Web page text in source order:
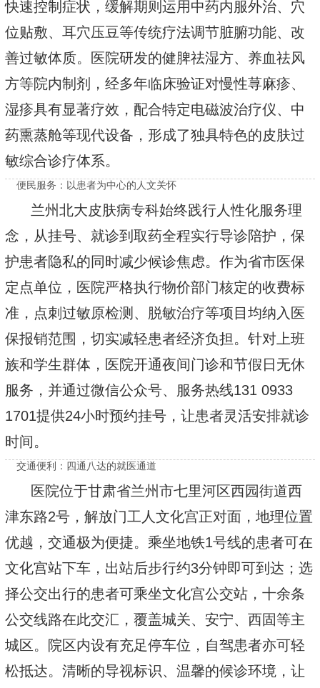
快速控制症状，缓解期则运用中药内服外治、穴
位贴敷、耳穴压豆等传统疗法调节脏腑功能、改
善过敏体质。医院研发的健脾祛湿方、养血祛风
方等院内制剂，经多年临床验证对慢性荨麻疹、
湿疹具有显著疗效，配合特定电磁波治疗仪、中
药熏蒸舱等现代设备，形成了独具特色的皮肤过
敏综合诊疗体系。
便民服务：以患者为中心的人文关怀
兰州北大皮肤病专科始终践行人性化服务理
念，从挂号、就诊到取药全程实行导诊陪护，保
护患者隐私的同时减少候诊焦虑。作为省市医保
定点单位，医院严格执行物价部门核定的收费标
准，点刺过敏原检测、脱敏治疗等项目均纳入医
保报销范围，切实减轻患者经济负担。针对上班
族和学生群体，医院开通夜间门诊和节假日无休
服务，并通过微信公众号、服务热线131 0933
1701提供24小时预约挂号，让患者灵活安排就诊
时间。
交通便利：四通八达的就医通道
医院位于甘肃省兰州市七里河区西园街道西
津东路2号，解放门工人文化宫正对面，地理位置
优越，交通极为便捷。乘坐地铁1号线的患者可在
文化宫站下车，出站后步行约3分钟即可到达；选
择公交出行的患者可乘坐文化宫公交站，十余条
公交线路在此交汇，覆盖城关、安宁、西固等主
城区。院区内设有充足停车位，自驾患者亦可轻
松抵达。清晰的导视标识、温馨的候诊环境，让